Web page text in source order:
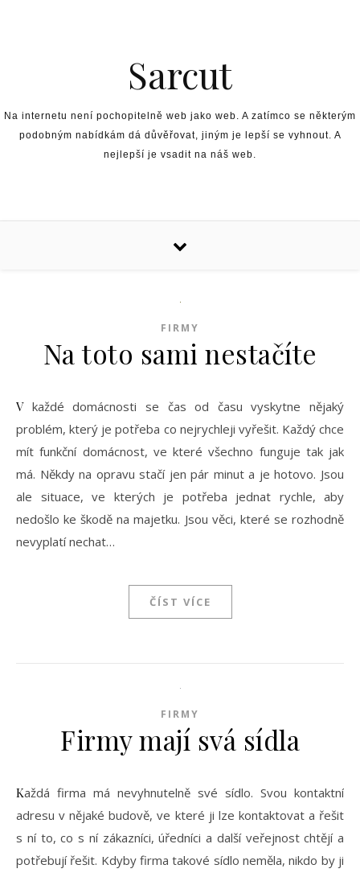
Sarcut
Na internetu není pochopitelně web jako web. A zatímco se některým
podobným nabídkám dá důvěřovat, jiným je lepší se vyhnout. A
nejlepší je vsadit na náš web.
FIRMY
Na toto sami nestačíte
V každé domácnosti se čas od času vyskytne nějaký
problém, který je potřeba co nejrychleji vyřešit. Každý chce
mít funkční domácnost, ve které všechno funguje tak jak
má. Někdy na opravu stačí jen pár minut a je hotovo. Jsou
ale situace, ve kterých je potřeba jednat rychle, aby
nedošlo ke škodě na majetku. Jsou věci, které se rozhodně
nevyplatí nechat…
ČÍST VÍCE
FIRMY
Firmy mají svá sídla
Každá firma má nevyhnutelně své sídlo. Svou kontaktní
adresu v nějaké budově, ve které ji lze kontaktovat a řešit
s ní to, co s ní zákazníci, úředníci a další veřejnost chtějí a
potřebují řešit. Kdyby firma takové sídlo neměla, nikdo by ji